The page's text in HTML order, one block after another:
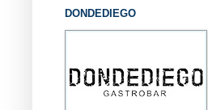
DONDEDIEGO